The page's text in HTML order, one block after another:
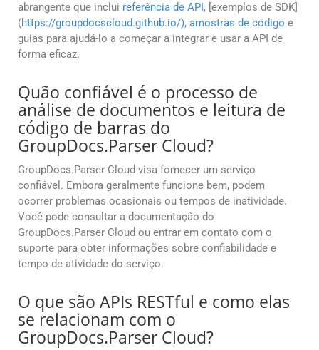
abrangente que inclui referência de API, [exemplos de SDK]
(https://groupdocscloud.github.io/), amostras de código e
guias para ajudá-lo a começar a integrar e usar a API de
forma eficaz.
Quão confiável é o processo de
análise de documentos e leitura de
código de barras do
GroupDocs.Parser Cloud?
GroupDocs.Parser Cloud visa fornecer um serviço
confiável. Embora geralmente funcione bem, podem
ocorrer problemas ocasionais ou tempos de inatividade.
Você pode consultar a documentação do
GroupDocs.Parser Cloud ou entrar em contato com o
suporte para obter informações sobre confiabilidade e
tempo de atividade do serviço.
O que são APIs RESTful e como elas
se relacionam com o
GroupDocs.Parser Cloud?